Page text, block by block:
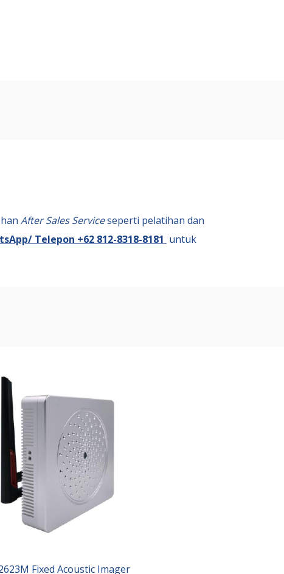
After Sales Serviceseperti pelatihan dan
Telepon +62 812-8318-8181 untuk
3M Fixed Acoustic Imager